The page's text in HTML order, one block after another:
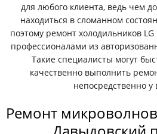
для любого клиента, ведь чем
находиться в сломанном
поэтому ремонт холодильников
профессионалами из
Такие специалисты могут
качественно выполнить
непосредственно у
Ремонт